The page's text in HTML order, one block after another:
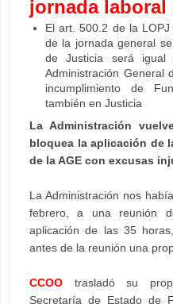
jornada laboral
El art. 500.2 de la
de la jornada general
de Justicia será
Administración General
incumplimiento de
también en Justicia
La Administración
bloquea la aplicación de
de la AGE con excusas
La Administración nos
febrero, a una reunión
aplicación de las 35
antes de la reunión una
CCOO trasladó su
Secretaría de Estado de